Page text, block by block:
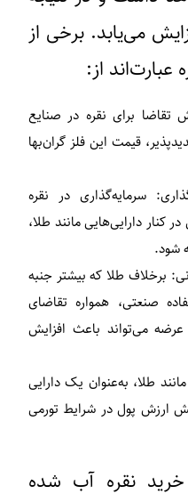
می‌یابد. برخی از
عبارت‌اند از:
تقاضا برای نقره در صنایع
قیمت این فلز گران‌بها
سرمایه‌گذاری در نقره
کنار دارایی‌هایی مانند طلا،
شود.
برخلاف طلا که بیشتر جنبه
صنعتی، همواره تقاضای
عرضه می‌تواند باعث افزایش
مانند طلا، به‌عنوان یک دارایی
ارزش پول در شرایط تورمی
خرید نقره آب‌ شده